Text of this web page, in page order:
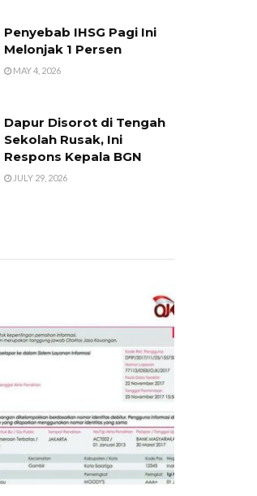
Penyebab IHSG Pagi Ini
Melonjak 1 Persen
MAY 4, 2026
Dapur Disorot di Tengah
Sekolah Rusak, Ini
Respons Kepala BGN
JULY 29, 2026